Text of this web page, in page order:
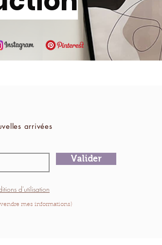
arrivées
Valider
d'utilisation
vendre mes informations)